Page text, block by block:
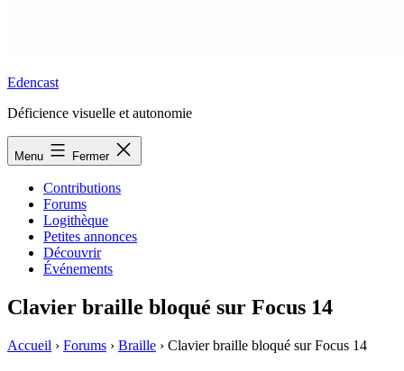
Edencast
Déficience visuelle et autonomie
Menu Fermer
Contributions
Forums
Logithèque
Petites annonces
Découvrir
Événements
Clavier braille bloqué sur Focus 14
Accueil › Forums › Braille › Clavier braille bloqué sur Focus 14